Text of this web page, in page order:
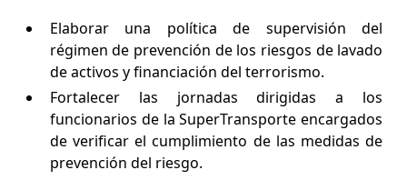
Elaborar una política de supervisión del
régimen de prevención de los riesgos de lavado
de activos y financiación del terrorismo.
Fortalecer las jornadas dirigidas a los
funcionarios de la SuperTransporte encargados
de verificar el cumplimiento de las medidas de
prevención del riesgo.